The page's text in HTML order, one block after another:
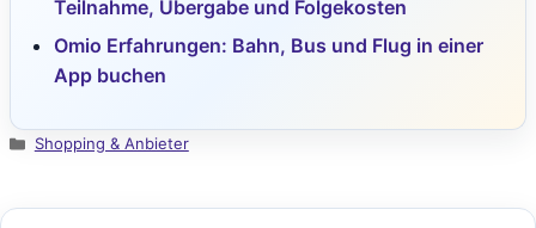
Teilnahme, Übergabe und Folgekosten
Omio Erfahrungen: Bahn, Bus und Flug in einer
App buchen
Kategorien
Shopping & Anbieter